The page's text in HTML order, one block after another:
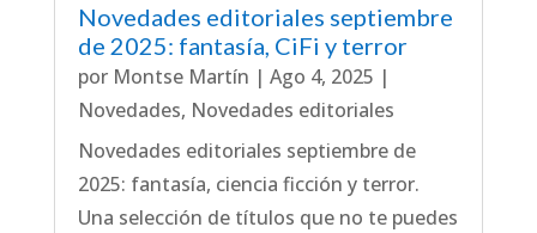
Novedades editoriales septiembre
de 2025: fantasía, CiFi y terror
por Montse Martín | Ago 4, 2025 |
Novedades, Novedades editoriales
Novedades editoriales septiembre de
2025: fantasía, ciencia ficción y terror.
Una selección de títulos que no te puedes